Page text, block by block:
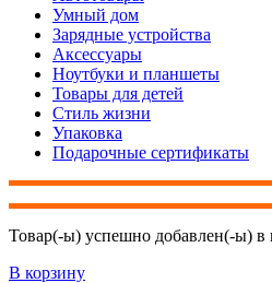
Умный дом
Зарядные устройства
Аксессуары
Ноутбуки и планшеты
Товары для детей
Стиль жизни
Упаковка
Подарочные сертификаты
Товар(-ы) успешно добавлен(-ы) в
В корзину